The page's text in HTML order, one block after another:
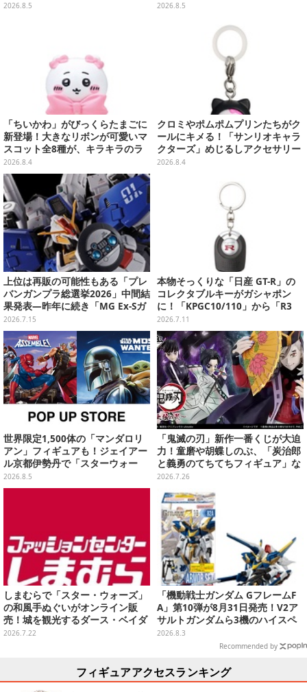
ラー」全8種が全国アミューズメ
2026.8.5
や、ジェシーなど全5種ラインナ
2026.8.5
「ちいかわ」がびっくらたまごに
新登場！大きなリボンが可愛いマ
スコット全8種が、キラキラのラ
メ入り入浴剤から飛び出す
2026.8.4
クロミやポムポムプリンたちがク
ールにキメる！「サンリオキャラ
クターズ」めじるしアクセサリー
が8月第3周よりガシャポン展開
2026.8.4
上位は再販の可能性もある「プレ
バンガンプラ総選挙2026」中間結
果発表―昨年に続き「MG Ex-Sガ
ンダム/Sガンダム」が強い！TOP
20も注目
2026.7.15
本物そっくりな「日産 GT-R」の
コレクタブルキーがガシャポン
に！「KPGC10/110」から「R3
5」まで歴代6種
2026.7.11
世界限定1,500体の「マンダロリ
アン」フィギュアも！ジェイアー
ル京都伊勢丹で「スターウォー
ズ」&「マーベル」ポップアップ
ストア開催
2026.8.5
「鬼滅の刃」新作一番くじが大迫
力！童磨や胡蝶しのぶ、「炭治郎
と義勇のてちてちフィギュア」な
どがズラリ
2026.7.26
しまむらで「スター・ウォーズ」
の和風手ぬぐいがオンライン販
売！城を観光するダース・ベイダ
ーたち、浮世絵風ミレニアム・フ
2026.7.22
「機動戦士ガンダム GフレームF
A」第10弾が8月31日発売！V2ア
サルトガンダムら3機のハイスペ
ック可動フィギュア
2026.8.3
Recommended by
フィギュアアクセスランキング